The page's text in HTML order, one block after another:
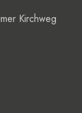
Kirchweg